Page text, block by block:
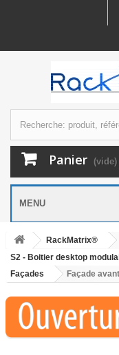
Panier (vide)
MENU
RackMatrix®
S2 - Boitier desktop
Façades
Façade avant